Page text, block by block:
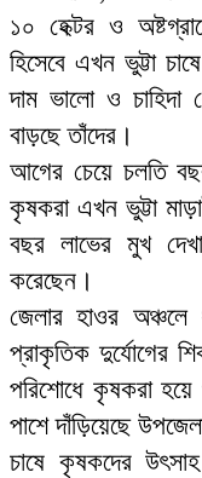
১০ হেক্টর ও
হিসেবে এখন ভুট্টা
দাম ভালো ও চাহিদা
বাড়ছে তাঁদের।
আগের চেয়ে চলতি
কৃষকরা এখন ভুট্টা
বছর লাভের মুখ
করেছেন।
জেলার হাওর
প্রাকৃতিক দুর্যোগের
পরিশোধে কৃষকরা
পাশে দাঁড়িয়েছে
চাষে কৃষকদের